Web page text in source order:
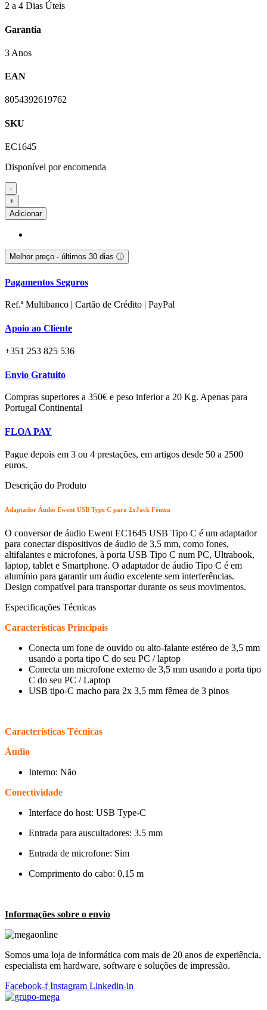
2 a 4 Dias Úteis
Garantia
3 Anos
EAN
8054392619762
SKU
EC1645
Disponível por encomenda
-
Quantidade
de
Adaptador
Áudio
EC1645
USB
C
2xJack
Fêmea
+
Adicionar
Melhor preço - últimos 30 dias ⓘ
Pagamentos Seguros
Ref.ª Multibanco | Cartão de Crédito | PayPal
Apoio ao Cliente
+351 253 825 536
Envio Gratuito
Compras superiores a 350€ e peso inferior a 20 Kg. Apenas para
Portugal Continental
FLOA PAY
Pague depois em 3 ou 4 prestações, em artigos desde 50 a 2500
euros.
Descrição do Produto
Adaptador Áudio Ewent USB Type C para 2xJack Fêmea
O conversor de áudio Ewent EC1645 USB Tipo C é um adaptador
para conectar dispositivos de áudio de 3,5 mm, como fones,
altifalantes e microfones, à porta USB Tipo C num PC, Ultrabook,
laptop, tablet e Smartphone. O adaptador de áudio Tipo C é em
alumínio para garantir um áudio excelente sem interferências.
Design compatível para transportar durante os seus movimentos.
Especificações Técnicas
Características Principais
Conecta um fone de ouvido ou alto-falante estéreo de 3,5 mm
usando a porta tipo C do seu PC / laptop
Conecta um microfone externo de 3,5 mm usando a porta tipo
C do seu PC / Laptop
USB tipo-C macho para 2x 3,5 mm fêmea de 3 pinos
Características Técnicas
Áudio
Interno: Não
Conectividade
Interface do host: USB Type-C
Entrada para auscultadores: 3.5 mm
Entrada de microfone: Sim
Comprimento do cabo: 0,15 m
Informações sobre o envio
Somos uma loja de informática com mais de 20 anos de experiência,
especialista em hardware, software e soluções de impressão.
Facebook-f Instagram Linkedin-in